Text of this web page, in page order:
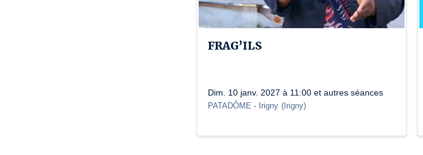
FRAG’ILS
Dim. 10 janv. 2027 à 11:00 et autres séances
PATADÔME - Irigny ( Irigny)